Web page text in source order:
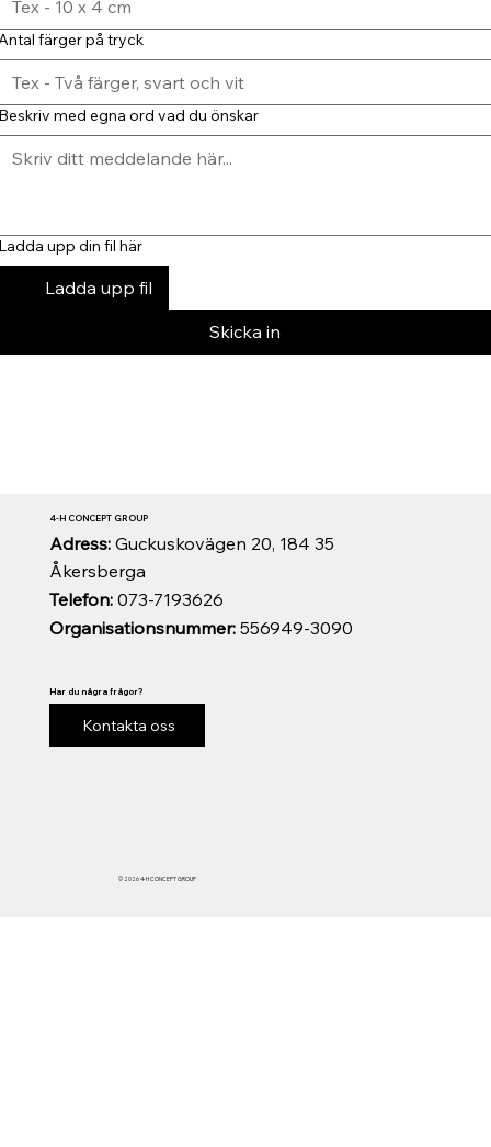
färger på tryck
med egna ord vad du önskar
upp din fil här
Ladda upp fil
Skicka in
© 2026 4-H CONCEPT GROUP
Organisationsnummer:556949-3090
Telefon:073-7193626
Adress: Guckuskovägen 20, 184 35
Åkersberga
4-H CONCEPT GROUP
Har du några frågor?
Kontakta oss